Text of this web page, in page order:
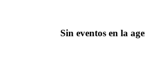
Sin eventos en la